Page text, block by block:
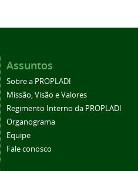
Assuntos
Sobre a PROPLADI
Missão, Visão e Valores
Regimento Interno da PROPLADI
Organograma
Equipe
Fale conosco